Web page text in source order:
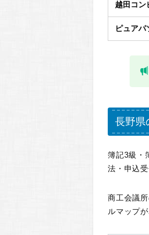
越田コン
ピュア
長野県
簿記3級・
法・申込
商工会議
ルマップ